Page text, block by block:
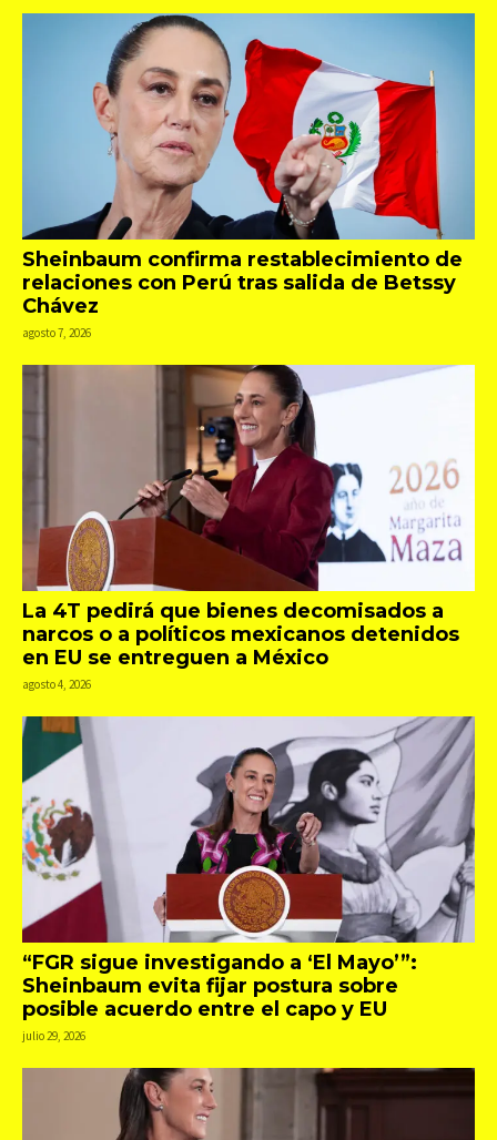
Sheinbaum confirma restablecimiento de
relaciones con Perú tras salida de Betssy
Chávez
agosto 7, 2026
La 4T pedirá que bienes decomisados a
narcos o a políticos mexicanos detenidos
en EU se entreguen a México
agosto 4, 2026
“FGR sigue investigando a ‘El Mayo’”:
Sheinbaum evita fijar postura sobre
posible acuerdo entre el capo y EU
julio 29, 2026